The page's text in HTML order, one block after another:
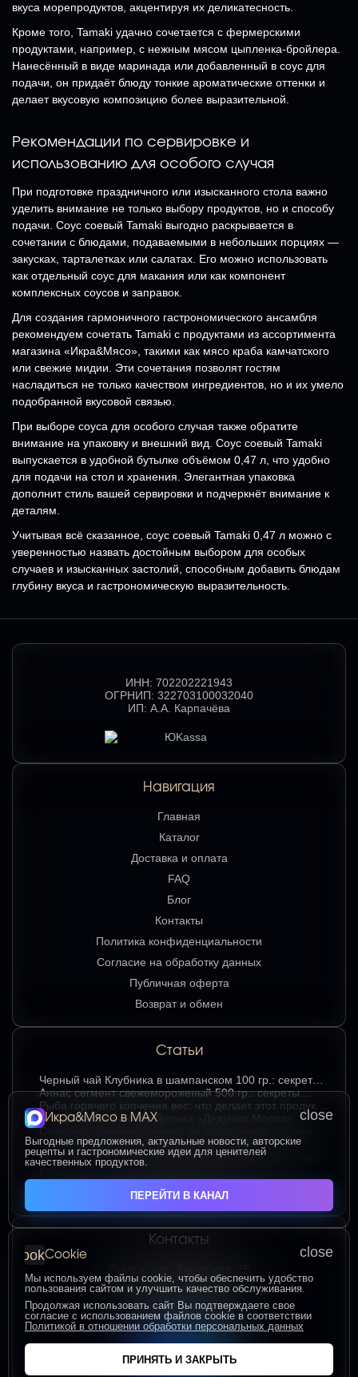
вкуса морепродуктов, акцентируя их деликатесность.
Кроме того, Tamaki удачно сочетается с фермерскими
продуктами, например, с нежным мясом цыпленка-бройлера.
Нанесённый в виде маринада или добавленный в соус для
подачи, он придаёт блюду тонкие ароматические оттенки и
делает вкусовую композицию более выразительной.
Рекомендации по сервировке и
использованию для особого случая
При подготовке праздничного или изысканного стола важно
уделить внимание не только выбору продуктов, но и способу
подачи. Соус соевый Tamaki выгодно раскрывается в
сочетании с блюдами, подаваемыми в небольших порциях —
закусках, тарталетках или салатах. Его можно использовать
как отдельный соус для макания или как компонент
комплексных соусов и заправок.
Для создания гармоничного гастрономического ансамбля
рекомендуем сочетать Tamaki с продуктами из ассортимента
магазина «Икра&Мясо», такими как мясо краба камчатского
или свежие мидии. Эти сочетания позволят гостям
насладиться не только качеством ингредиентов, но и их умело
подобранной вкусовой связью.
При выборе соуса для особого случая также обратите
внимание на упаковку и внешний вид. Соус соевый Tamaki
выпускается в удобной бутылке объёмом 0,47 л, что удобно
для подачи на стол и хранения. Элегантная упаковка
дополнит стиль вашей сервировки и подчеркнёт внимание к
деталям.
Учитывая всё сказанное, соус соевый Tamaki 0,47 л можно с
уверенностью назвать достойным выбором для особых
случаев и изысканных застолий, способным добавить блюдам
глубину вкуса и гастрономическую выразительность.
ИНН: 702202221943
ОГРНИП: 322703100032040
ИП: А.А. Карпачёва
Навигация
Главная
Каталог
Доставка и оплата
FAQ
Блог
Контакты
Политика конфиденциальности
Согласие на обработку данных
Публичная оферта
Возврат и обмен
Статьи
Черный чай Клубника в шампанском 100 гр.: секреты
выбора и наслаждения вкусом
Аннаc сегмент свежемороженый 500 гр.: секреты
хранения и лучшие способы подачи
Рыба горячего копчения вес: что делает этот продукт
любимым среди ценителей
Блюдо керамическое Доляна «Дедушка Мороз»:
изюминка праздничного стола в ярком красном цвете
Стерлядь свежемороженая не потрошеная: лучшие
гастрономические сочетания для насыщенного вкуса
Стерлядь свежемороженая не потрошеная:
особенности выбора и использования в кулинарии
Термопакет 42*50: надёжный помощник в сохранении
свежести и удобстве хранения
Икра зернистая осетровых рыб Exclusive 50 гр.:
секреты идеальных сочетаний для гурманов
ЧИТАТЬ ВСЕ СТАТЬИ
Контакты
Томск, ул. Тверская 75
ПОСТРОИТЬ МАРШРУТ
Пн-Пт с 10:00 до 20:00
Сб-Вс с 10:00 до 19:00
+7 (906) 955-60-93
close
Икра&Мясо в МАХ
Выгодные предложения, актуальные новости, авторские
рецепты и гастрономические идеи для ценителей
качественных продуктов.
ПЕРЕЙТИ В КАНАЛ
close
cookieCookie
Мы используем файлы cookie, чтобы обеспечить удобство
пользования сайтом и улучшить качество обслуживания.
Продолжая использовать сайт Вы подтверждаете свое
согласие с использованием файлов cookie в соответствии
Политикой в отношении обработки персональных данных
ПРИНЯТЬ И ЗАКРЫТЬ